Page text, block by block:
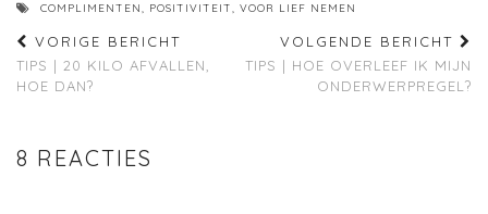
COMPLIMENTEN, POSITIVITEIT, VOOR LIEF NEMEN
VORIGE BERICHT
TIPS | 20 KILO AFVALLEN,
HOE DAN?
VOLGENDE BERICHT
TIPS | HOE OVERLEEF IK MIJN
ONDERWERPREGEL?
8 REACTIES